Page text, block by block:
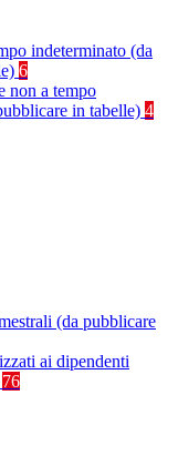
indeterminato (da
6
non a tempo
in tabelle) 4
(da pubblicare
ai dipendenti
76